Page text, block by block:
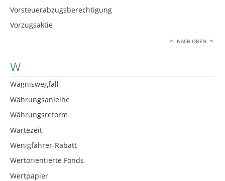
Vorsteuerabzugsberechtigung
Vorzugsaktie
NACH OBEN
W
Wagniswegfall
Währungsanleihe
Währungsreform
Wartezeit
Wenigfahrer-Rabatt
Wertorientierte Fonds
Wertpapier